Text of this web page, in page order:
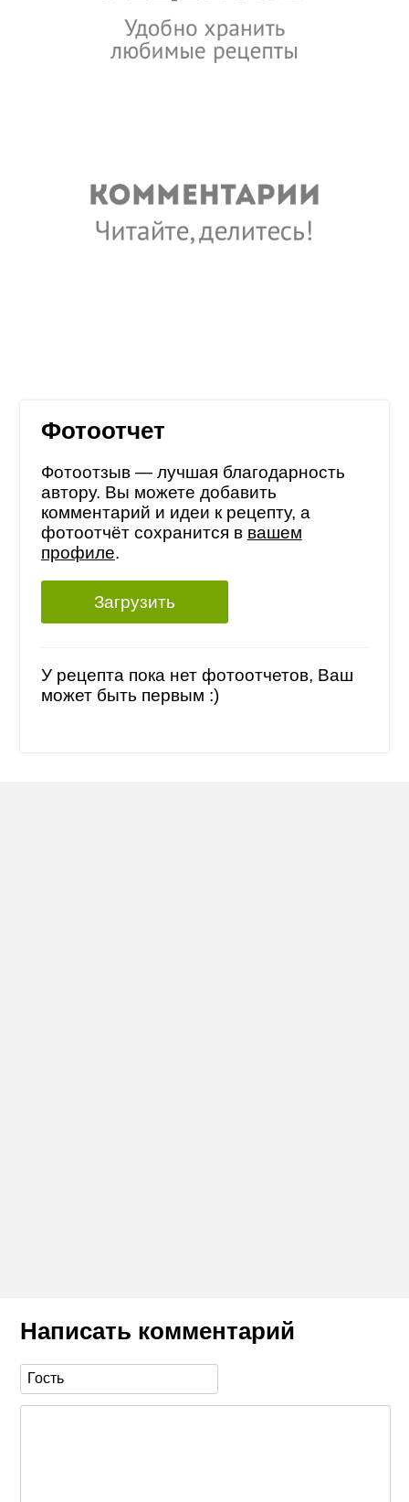
Фотоотчет
Фотоотзыв — лучшая благодарность
автору. Вы можете добавить
комментарий и идеи к рецепту, а
фотоотчёт сохранится в вашем
профиле.
Загрузить
У рецепта пока нет фотоотчетов, Ваш
может быть первым :)
Написать комментарий